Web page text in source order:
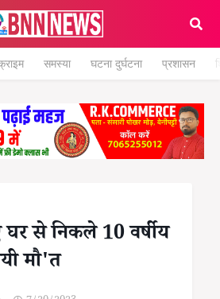
समस्या घटना दुर्घटना प्रशासन
से निकले 10 वर्षीय
मौ'त